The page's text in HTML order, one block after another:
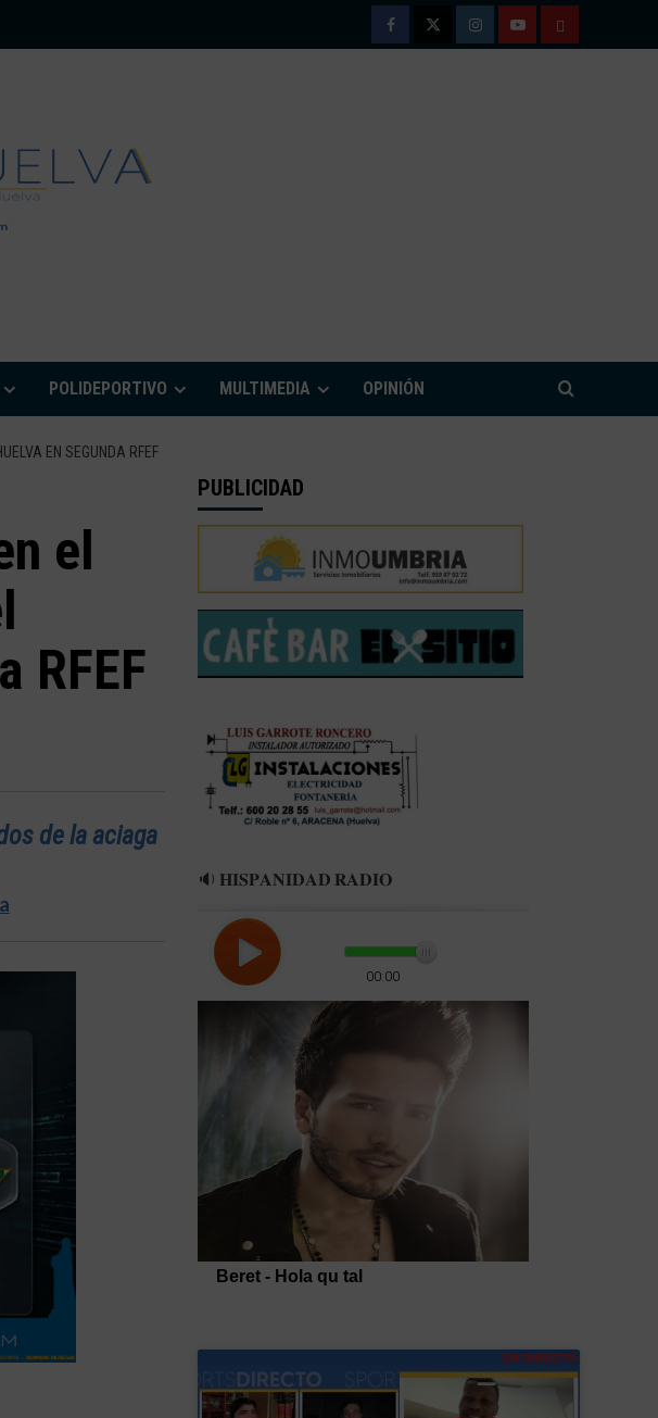
FacebookTwitterInstagramYoutubeTÉRMINOS
POLIDEPORTIVO MULTIMEDIA OPINIÓN
EN SEGUNDA RFEF
el
RFEF
de la aciaga
PUBLICIDAD
🔉 𝐇𝐈𝐒𝐏𝐀𝐍𝐈𝐃𝐀𝐃 𝐑𝐀𝐃𝐈𝐎